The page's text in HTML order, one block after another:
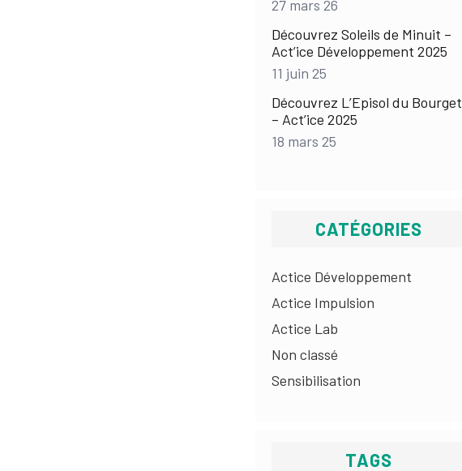
27 mars 26
Découvrez Soleils de Minuit –
Act’ice Développement 2025
11 juin 25
Découvrez L’Episol du Bourget
– Act’ice 2025
18 mars 25
CATÉGORIES
Actice Développement
Actice Impulsion
Actice Lab
Non classé
Sensibilisation
TAGS